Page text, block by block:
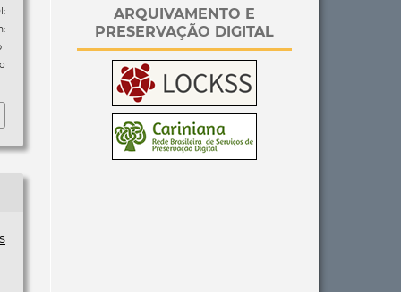
ARQUIVAMENTO E
PRESERVAÇÃO DIGITAL